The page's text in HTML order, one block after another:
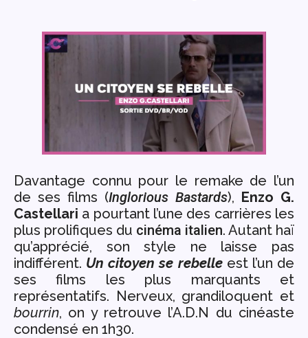
Davantage connu pour le remake de l’un
de ses films (Inglorious Bastards), Enzo G.
Castellari a pourtant l’une des carrières les
plus prolifiques du cinéma italien. Autant haï
qu’apprécié, son style ne laisse pas
indifférent. Un citoyen se rebelleest l’un de
ses films les plus marquants et
représentatifs. Nerveux, grandiloquent et
bourrin, on y retrouve l’A.D.N du cinéaste
condensé en 1h30.